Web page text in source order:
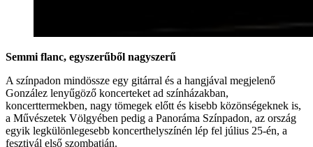
Semmi flanc, egyszerűből nagyszerű
A színpadon mindössze egy gitárral és a hangjával megjelenő
González lenyűgöző koncerteket ad színházakban,
koncerttermekben, nagy tömegek előtt és kisebb közönségeknek is,
a Művészetek Völgyében pedig a Panoráma Színpadon, az ország
egyik legkülönlegesebb koncerthelyszínén lép fel július 25-én, a
fesztivál első szombatján.